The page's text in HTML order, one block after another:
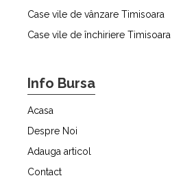
Case vile de vânzare Timisoara
Case vile de închiriere Timisoara
Info Bursa
Acasa
Despre Noi
Adauga articol
Contact